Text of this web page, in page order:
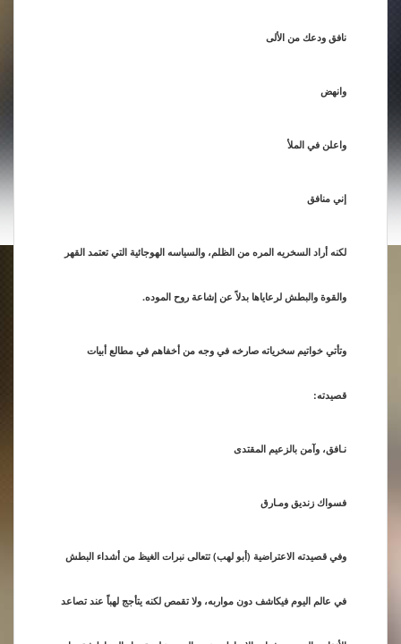
نافق ودعك من الألى
وانهض
واعلن في الملأ
إني منافق
لكنه أراد السخريه المره من الظلم، والسياسه الهوجائية التي تعتمد القهر
والقوة والبطش لرعاياها بدلاً عن إشاعة روح الموده.
وتأتي خواتيم سخرياته صارخه في وجه من أخفاهم في مطالع أبيات
قصيدته:
نـافق، وآمن بالزعيم المقتدى
فسواك زنديق ومـارق
وفي قصيدته الاعتراضية (أبو لهب) تتعالى نبرات الغيظ من أشداء البطش
في عالم اليوم فيكاشف دون مواربه، ولا تقمص لكنه يتأجج لهباً عند تصاعد